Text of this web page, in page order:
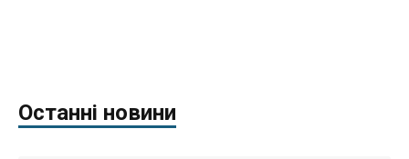
Останні новини